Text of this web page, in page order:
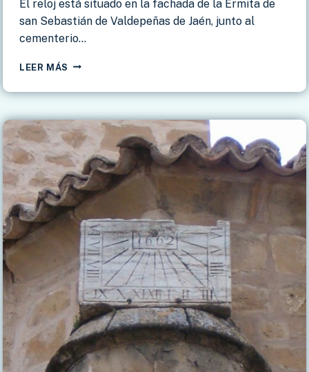
El reloj está situado en la fachada de la Ermita de
san Sebastián de Valdepeñas de Jaén, junto al
cementerio…
LEER MÁS VALDEPEÑAS
JAÉN
ERMITA
SAN
SEBASTIÁN